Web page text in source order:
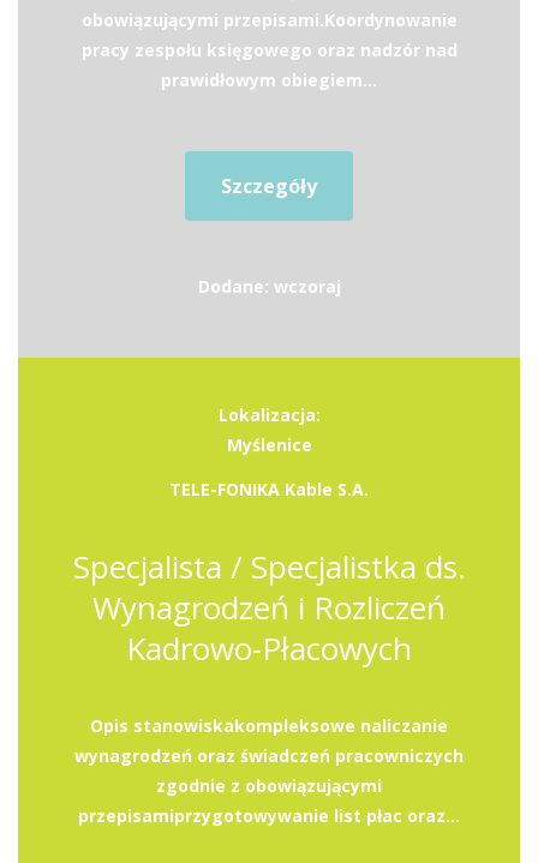
obowiązującymi przepisami.Koordynowanie
pracy zespołu księgowego oraz nadzór nad
prawidłowym obiegiem...
Szczegóły
Dodane: wczoraj
Lokalizacja:
Myślenice
TELE-FONIKA Kable S.A.
Specjalista / Specjalistka ds.
Wynagrodzeń i Rozliczeń
Kadrowo-Płacowych
Opis stanowiskakompleksowe naliczanie
wynagrodzeń oraz świadczeń pracowniczych
zgodnie z obowiązującymi
przepisamiprzygotowywanie list płac oraz...